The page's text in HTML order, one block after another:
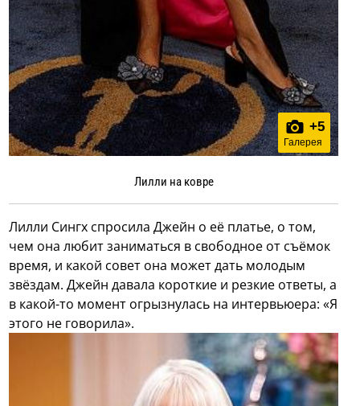
+5
Галерея
Лилли на ковре
Лилли Сингх спросила Джейн о её платье, о том,
чем она любит заниматься в свободное от съёмок
время, и какой совет она может дать молодым
звёздам. Джейн давала короткие и резкие ответы, а
в какой-то момент огрызнулась на интервьюера: «Я
этого не говорила».